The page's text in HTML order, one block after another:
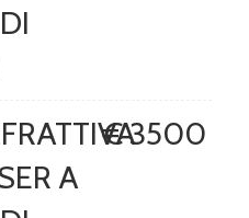
A
€ 3500